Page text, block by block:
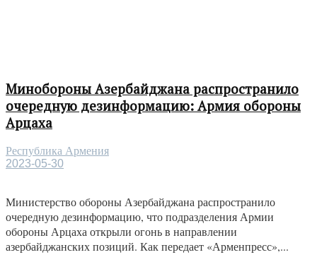
Минобороны Азербайджана распространило
очередную дезинформацию: Армия обороны
Арцаха
Республика Армения
2023-05-30
Министерство обороны Азербайджана распространило
очередную дезинформацию, что подразделения Армии
обороны Арцаха открыли огонь в направлении
азербайджанских позиций. Как передает «Арменпресс»,...